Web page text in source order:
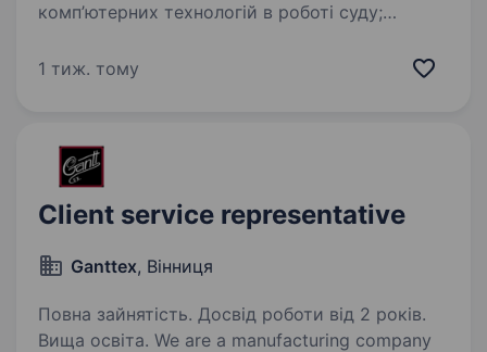
комп’ютерних технологій в роботі суду;
комплексів технічної фіксації судового
1 тиж. тому
Client service representative
Ganttex, Вінниця
Повна зайнятість. Досвід роботи від 2 років.
Вища освіта. We are a manufacturing company